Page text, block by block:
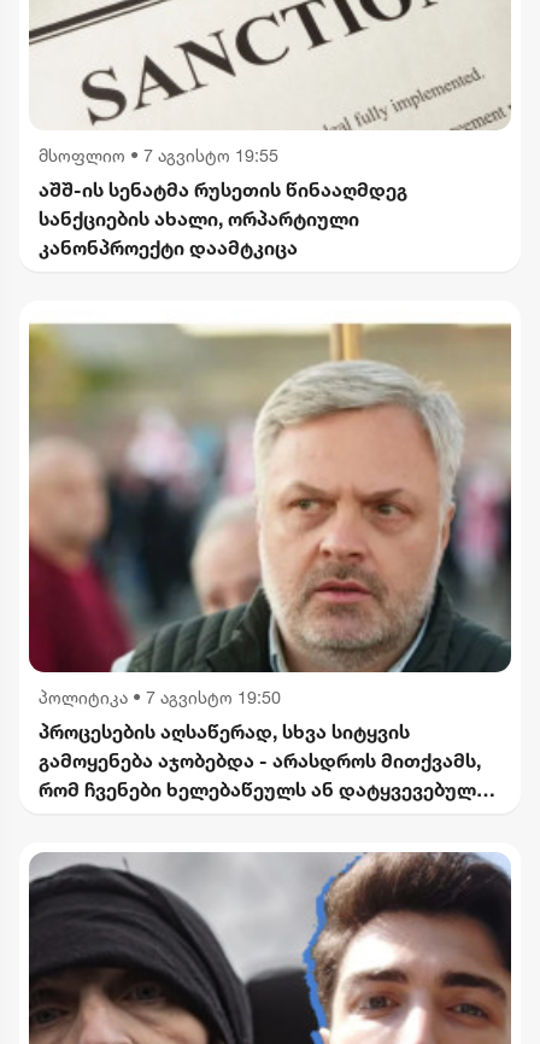
მსოფლიო • 7 აგვისტო 19:55
აშშ-ის სენატმა რუსეთის წინააღმდეგ
სანქციების ახალი, ორპარტიული
კანონპროექტი დაამტკიცა
პოლიტიკა • 7 აგვისტო 19:50
პროცესების აღსაწერად, სხვა სიტყვის
გამოყენება აჯობებდა - არასდროს მითქვამს,
რომ ჩვენები ხელებაწეულს ან დატყვევებულს